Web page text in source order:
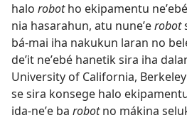
halo robotho ekipamentu
nia hasarahun, atu nuneʼerobot
bá-mai iha nakukun laran no
deʼit neʼebé hanetik sira iha
University of California,
se sira konsege halo
ida-neʼe ba robotno mákina